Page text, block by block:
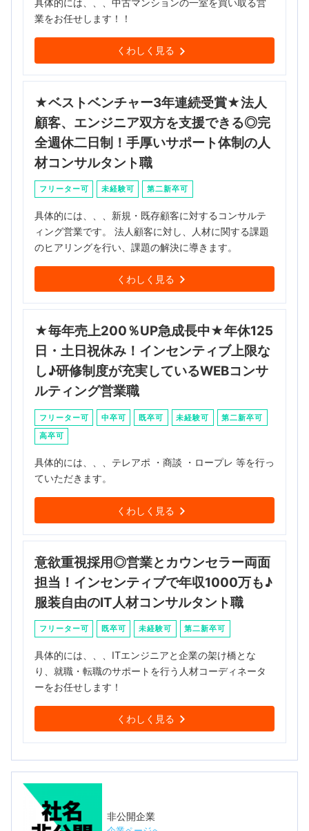
具体的には、、、中古マンションの一室を買い取る営
業をお任せします！！
くわしく見る
★ベストベンチャー3年連続受賞★法人
顧客、エンジニア双方を支援できる◎完
全週休二日制！手厚いサポート体制の人
材コンサルタント職
フリーター可 未経験可 第二新卒可
具体的には、、、新規・既存顧客に対するコンサルテ
ィング営業です。 法人顧客に対し、人材に関する課題
のヒアリングを行い、課題の解決に導きます。
くわしく見る
★毎年売上200％UP急成長中★年休125
日・土日祝休み！インセンティブ上限な
し♪研修制度が充実しているWEBコンサ
ルティング営業職
フリーター可 中卒可 既卒可 未経験可
第二新卒可
高卒可
具体的には、、、テレアポ ・商談 ・ロープレ 等を行っ
ていただきます。
くわしく見る
意欲重視採用◎営業とカウンセラー両面
担当！インセンティブで年収1000万も♪
服装自由のIT人材コンサルタント職
フリーター可 既卒可 未経験可 第二新卒可
具体的には、、、ITエンジニアと企業の架け橋とな
り、就職・転職のサポートを行う人材コーディネータ
ーをお任せします！
くわしく見る
非公開企業